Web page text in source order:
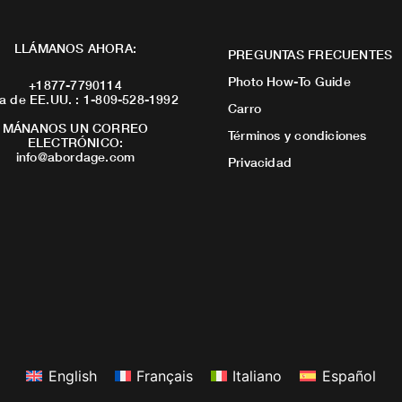
LLÁMANOS AHORA:
+1877-7790114
de EE.UU. : 1-809-528-1992
MÁNANOS UN CORREO
ELECTRÓNICO:
info@abordage.com
PREGUNTAS FRECUENTES
Photo How-To Guide
Carro
Términos y condiciones
Privacidad
English Français Italiano Español